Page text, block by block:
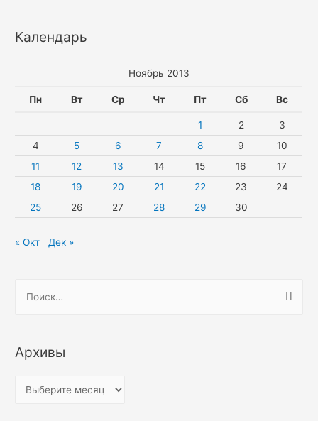
Календарь
Ноябрь 2013
Пн Вт Ср Чт Пт Сб Вс
1 2
3
4
5 6 7 8 9
10
11
12 13 14 15 16
17
18
19 20 21 22 23
24
25
26 27 28 29 30
« Окт Дек »
т
Архивы